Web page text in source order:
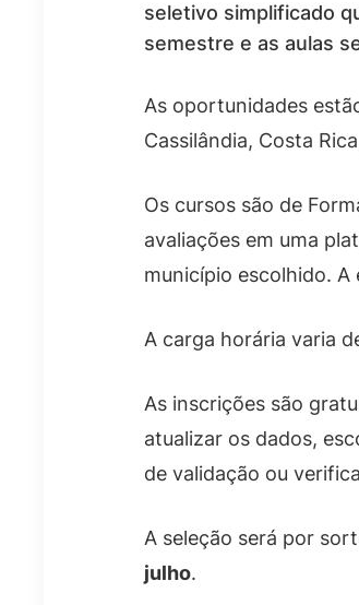
seletivo simplificado
semestre e as aulas
As oportunidades
Cassilândia, Costa
Os cursos são de
avaliações em uma
município escolhido.
A carga horária varia
As inscrições são
atualizar os dados,
de validação ou
A seleção será por
julho.